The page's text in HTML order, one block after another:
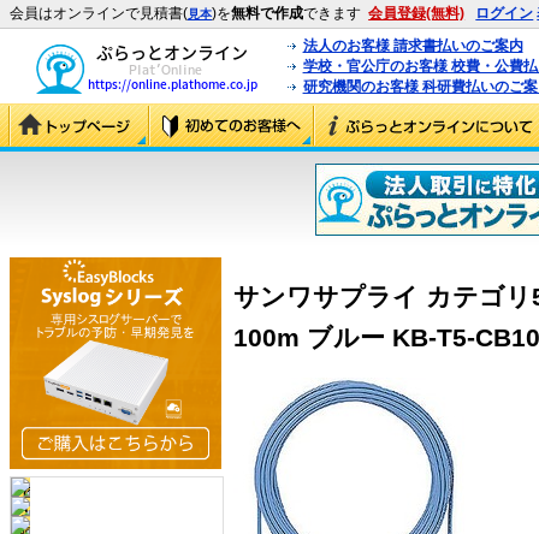
会員はオンラインで見積書(見本)を無料で作成できます 会員登録(無料) ログイン
法人のお客様 請求書払いのご案内
学校・官公庁のお客様 校費・公費
研究機関のお客様 科研費払いのご
サンワサプライ カテゴ
100m ブルー KB-T5-